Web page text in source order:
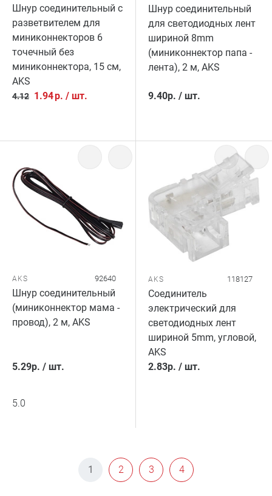
Шнур соединительный с
разветвителем для
миниконнекторов 6
точечный без
миниконнектора, 15 см,
AKS
4.12 1.94р. / шт.
Шнур соединительный
для светодиодных лент
шириной 8mm
(миниконнектор папа -
лента), 2 м, AKS
9.40р. / шт.
AKS 92640
Шнур соединительный
(миниконнектор мама -
провод), 2 м, AKS
5.29р. / шт.
5.0
AKS 118127
Соединитель
электрический для
светодиодных лент
шириной 5mm, угловой,
AKS
2.83р. / шт.
1 2 3 4